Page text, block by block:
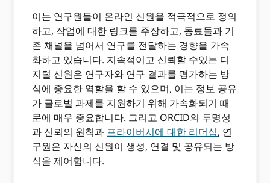
이는 연구원들이 온라인 신원을 적극적으로 정의
하고, 작업에 대한 링크를 주장하고, 동료들과 기
존 채널을 넘어서 연구를 전달하는 경향을 가속
화하고 있습니다. 지속적이고 신뢰할 수있는 디
지털 신원은 연구자와 연구 결과를 평가하는 방
식에 중요한 역할을 할 수 있으며, 이는 정보 공유
가 글로벌 과제를 지원하기 위해 가속화되기 때
문에 매우 중요합니다. 그리고 ORCID의 투명성
과 신뢰의 원칙과 프라이버시에 대한 리더십, 연
구원은 자신의 신원이 생성, 연결 및 공유되는 방
식을 제어합니다.